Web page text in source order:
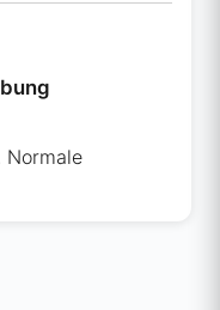
Normale